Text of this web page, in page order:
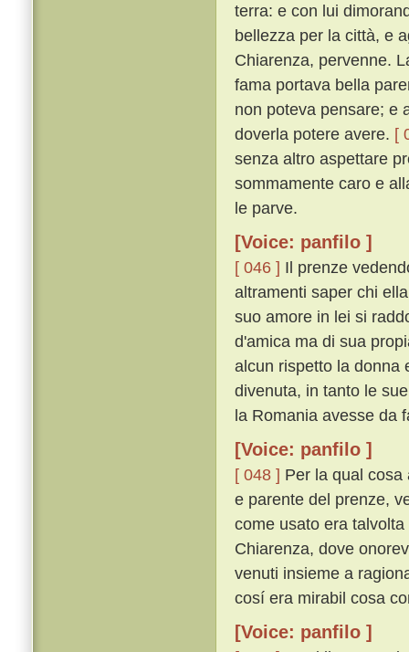
terra: e con lui
bellezza per la città, e
Chiarenza, pervenne.
fama portava bella
non poteva pensare; e
doverla potere avere. [
senza altro aspettare
sommamente caro e
le parve.
[Voice: panfilo ]
[ 046 ] Il prenze
altramenti saper chi
suo amore in lei si
d'amica ma di sua
alcun rispetto la donna
divenuta, in tanto le
la Romania avesse da
[Voice: panfilo ]
[ 048 ] Per la qual
e parente del prenze,
come usato era
Chiarenza, dove
venuti insieme a
cosí era mirabil cosa
[Voice: panfilo ]